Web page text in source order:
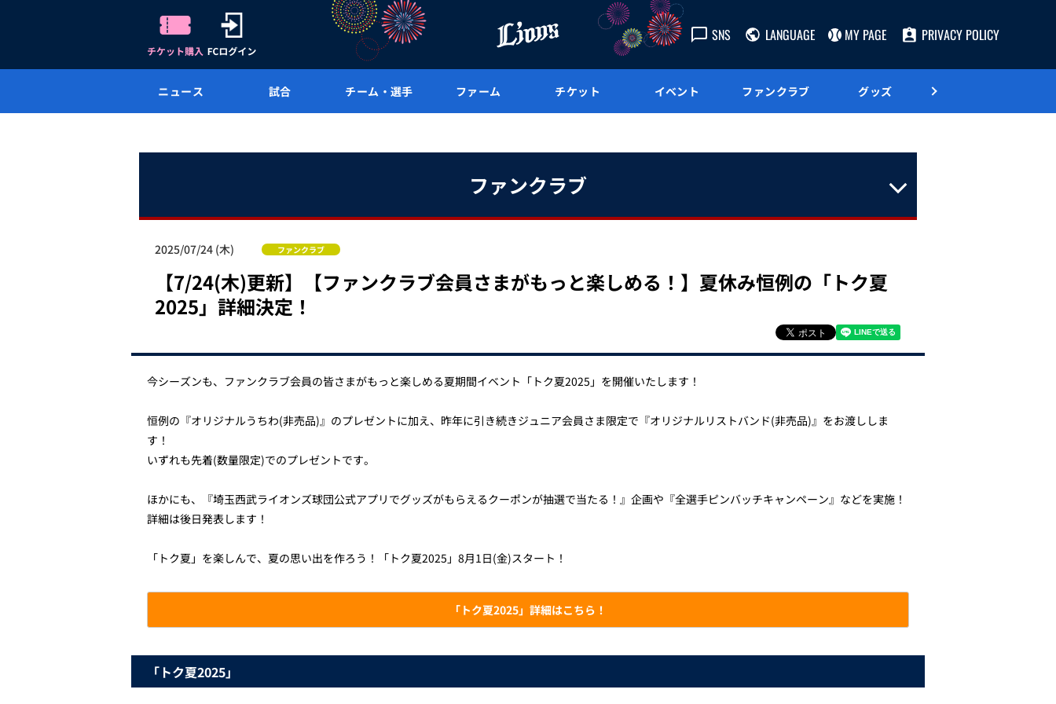
SNS LANGUAGE MY PAGE PRIVACY POLICY
ニュース 試合 チーム・選手 ファーム チケット イベント ファンクラブ グッズ
ファンクラブ
2025/07/24 (木) ファンクラブ
【7/24(木)更新】【ファンクラブ会員さまがもっと楽しめる！】夏休み恒例の「トク夏
2025」詳細決定！
今シーズンも、ファンクラブ会員の皆さまがもっと楽しめる夏期間イベント「トク夏2025」を開催いたします！
恒例の『オリジナルうちわ(非売品)』のプレゼントに加え、昨年に引き続きジュニア会員さま限定で『オリジナルリストバンド(非売品)』をお渡ししま
す！
いずれも先着(数量限定)でのプレゼントです。
ほかにも、『埼玉西武ライオンズ球団公式アプリでグッズがもらえるクーポンが抽選で当たる！』企画や『全選手ピンバッチキャンペーン』などを実施！
詳細は後日発表します！
「トク夏」を楽しんで、夏の思い出を作ろう！「トク夏2025」8月1日(金)スタート！
「トク夏2025」詳細はこちら！
「トク夏2025」